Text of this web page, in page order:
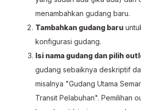
menambahkan gudang baru.
Tambahkan gudang baru
konfigurasi gudang.
Isi nama gudang dan pilih
gudang sebaiknya deskriptif
misalnya "Gudang Utama
Transit Pelabuhan". Pemilihan